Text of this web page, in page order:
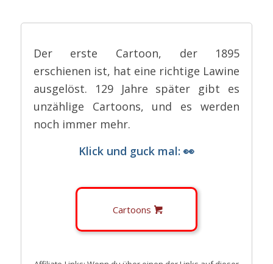
Der erste Cartoon, der 1895
erschienen ist, hat eine richtige Lawine
ausgelöst. 129 Jahre später gibt es
unzählige Cartoons, und es werden
noch immer mehr.
Klick und guck mal: 👀
Cartoons